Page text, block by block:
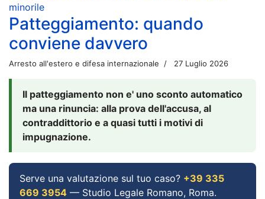
minorile
Patteggiamento: quando
conviene davvero
Arresto all'estero e difesa internazionale 27 Luglio 2026
Il patteggiamento non e' uno sconto automatico
ma una rinuncia: alla prova dell'accusa, al
contraddittorio e a quasi tutti i motivi di
impugnazione.
Serve una valutazione sul tuo caso? +39 335
669 3954 — Studio Legale Romano, Roma.